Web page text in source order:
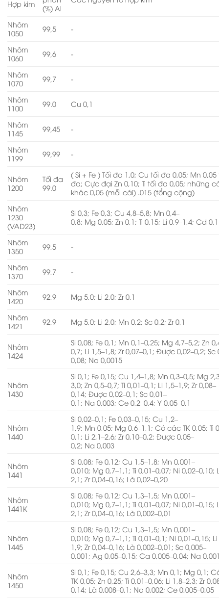
Hợp kim
(%) Al
Nhôm
1050
99,5 -
Nhôm
1060
99,6 -
Nhôm
1070
99,7 -
Nhôm
1100
99.0 Cu 0,1
Nhôm
1145
99,45 -
Nhôm
1199
99,99 -
Nhôm
1200
Tối đa
99.0
( Si + Fe ) Tối đa 1,0; Cu tối đa 0,05; Mn 0,05
đa; Cực đại Zn 0,10; Ti tối đa 0,05; những
khác 0,05 (mỗi cái) .015 (tổng cộng)
Nhôm
1230
(VAD23)
Si 0,3; Fe 0,3; Cu 4,8–5,8; Mn 0,4–
0,8; Mg 0,05; Zn 0,1; Ti 0,15; Li 0,9–1,4; Cd
Nhôm
1350
99,5 -
Nhôm
1370
99,7 -
Nhôm
1420
92,9 Mg 5,0; Li 2,0; Zr 0,1
Nhôm
1421
92,9 Mg 5,0; Li 2,0; Mn 0,2; Sc 0,2; Zr 0,1
Nhôm
1424
Si 0,08; Fe 0,1; Mn 0,1–0,25; Mg 4,7–5,2; Zn
0,7; Li 1,5–1,8; Zr 0,07–0,1; Được 0,02–0,2; Sc
0,08; Na 0,0015
Nhôm
1430
Si 0,1; Fe 0,15; Cu 1,4–1,8; Mn 0,3–0,5; Mg
3,0; Zn 0,5–0,7; Ti 0,01–0,1; Li 1,5–1,9; Zr 0,08–
0,14; Được 0,02–0,1; Sc 0,01–
0,1; Na 0,003; Ce 0,2–0,4; Y 0,05–0,1
Nhôm
1440
Si 0,02–0,1; Fe 0,03–0,15; Cu 1,2–
1,9; Mn 0,05; Mg 0,6–1,1; Có các TK 0,05; Ti
0,1; Li 2,1–2,6; Zr 0,10–0,2; Được 0,05–
0,2; Na 0,003
Nhôm
1441
Si 0,08; Fe 0,12; Cu 1,5–1,8; Mn 0,001–
0,010; Mg 0,7–1,1; Ti 0,01–0,07; Ni 0,02–0,10;
2,1; Zr 0,04–0,16; Là 0,02–0,20
Nhôm
1441K
Si 0,08; Fe 0,12; Cu 1,3–1,5; Mn 0,001–
0,010; Mg 0,7–1,1; Ti 0,01–0,07; Ni 0,01–0,15;
2,1; Zr 0,04–0,16; Là 0,002–0,01
Nhôm
1445
Si 0,08; Fe 0,12; Cu 1,3–1,5; Mn 0,001–
0,010; Mg 0,7–1,1; Ti 0,01–0,1; Ni 0,01–0,15;
1,9; Zr 0,04–0,16; Là 0,002–0,01; Sc 0,005–
0,001; Ag 0,05–0,15; Ca 0,005–0,04; Na
Nhôm
1450
Si 0,1; Fe 0,15; Cu 2,6–3,3; Mn 0,1; Mg 0,1;
TK 0,05; Zn 0,25; Ti 0,01–0,06; Li 1,8–2,3; Zr
0,14; Là 0,008–0,1; Na 0,002; Ce 0,005–0,05